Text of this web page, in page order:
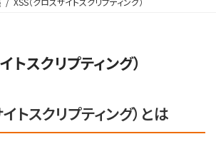
トスクリプティング）
トスクリプティング）とは